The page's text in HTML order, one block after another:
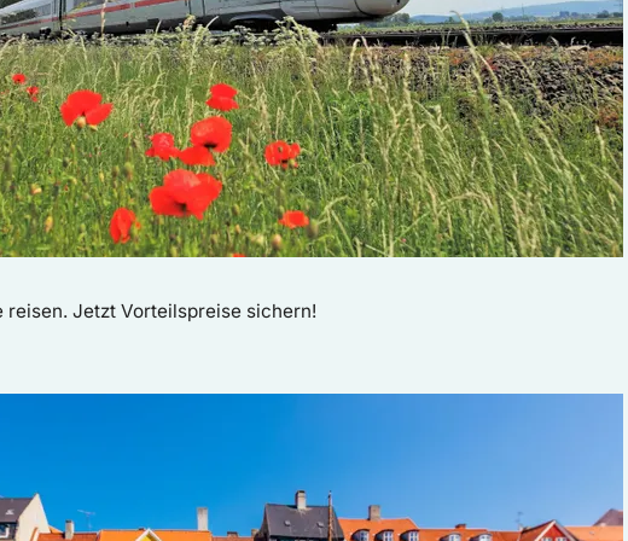
reisen. Jetzt Vorteilspreise sichern!
Städtereisen Europa